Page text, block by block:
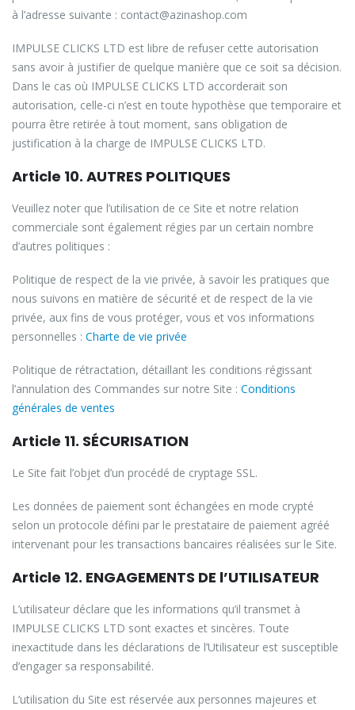
à l’adresse suivante : contact@azinashop.com
IMPULSE CLICKS LTD est libre de refuser cette autorisation
sans avoir à justifier de quelque manière que ce soit sa décision.
Dans le cas où IMPULSE CLICKS LTD accorderait son
autorisation, celle-ci n’est en toute hypothèse que temporaire et
pourra être retirée à tout moment, sans obligation de
justification à la charge de IMPULSE CLICKS LTD.
Article 10. AUTRES POLITIQUES
Veuillez noter que l’utilisation de ce Site et notre relation
commerciale sont également régies par un certain nombre
d’autres politiques :
Politique de respect de la vie privée, à savoir les pratiques que
nous suivons en matière de sécurité et de respect de la vie
privée, aux fins de vous protéger, vous et vos informations
personnelles : Charte de vie privée
Politique de rétractation, détaillant les conditions régissant
l’annulation des Commandes sur notre Site : Conditions
générales de ventes
Article 11. SÉCURISATION
Le Site fait l’objet d’un procédé de cryptage SSL.
Les données de paiement sont échangées en mode crypté
selon un protocole défini par le prestataire de paiement agréé
intervenant pour les transactions bancaires réalisées sur le Site.
Article 12. ENGAGEMENTS DE l’UTILISATEUR
L’utilisateur déclare que les informations qu’il transmet à
IMPULSE CLICKS LTD sont exactes et sincères. Toute
inexactitude dans les déclarations de l’Utilisateur est susceptible
d’engager sa responsabilité.
L’utilisation du Site est réservée aux personnes majeures et